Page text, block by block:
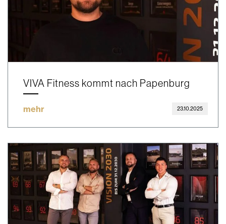
VIVA Fitness kommt nach Papenburg
mehr 23.10.2025